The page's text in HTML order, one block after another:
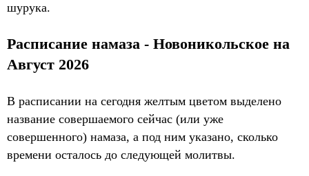
шурука.
Расписание намаза - Новоникольское на
Август 2026
В расписании на сегодня желтым цветом выделено
название совершаемого сейчас (или уже
совершенного) намаза, а под ним указано, сколько
времени осталось до следующей молитвы.